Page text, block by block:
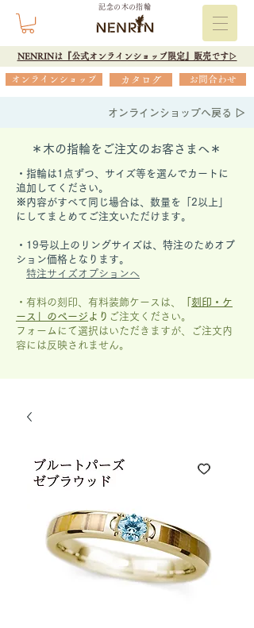
記念の木の指輪
NENRINは『公式オンラインショップ限定』販売です▷
オンラインショップ カタログ お問合わせ
オンラインショップへ戻る ▷
＊木の指輪をご注文のお客さまへ＊
・指輪は1点ずつ、サイズ等を選んでカートに
追加してください。
※内容がすべて同じ場合は、数量を「2以上」
にしてまとめてご注文いただけます。
​・19号以上のリングサイズは、特注のためオプ
ション価格となります。
特注サイズオプションへ
・有料の刻印、有料装飾ケースは、
刻印・ケ
ース」のページ より ご注文ください。
フォームにて選択はいただきますが、
ご注文内
容には反映されません。